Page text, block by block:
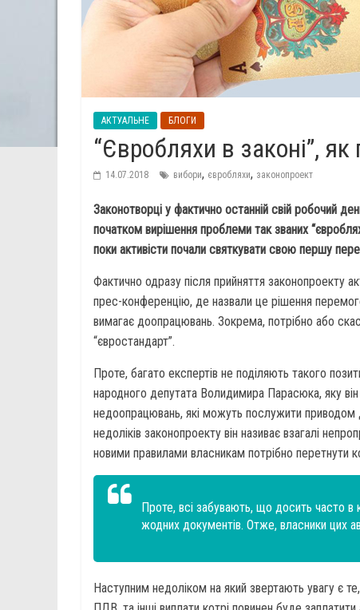
АКТУАЛЬНЕ БЛОГИ
“Євробляхи в законі”,
14.07.2018 вибори, євробляхи, законопроект
Законотворці у фактично останній свій робочий
початком вирішення проблеми так званих
поки активісти почали святкувати свою першу
Фактично одразу після прийняття законопроекту
прес-конференцію, де назвали це рішення
вимагає доопрацювань. Зокрема, потрібно або
“євростандарт”.
Проте, багато експертів не поділяють такого
народного депутата Волидимира Парасюка, яку він
недоопрацювань, які можуть послужити приводом
недоліків законопроекту він називає взагалі
новими правилами власникам потрібно перетнути
Проте, всі забувають, що досить часто в
жодних документів. Отже, власники цих
Наступним недоліком на який звертають увагу є